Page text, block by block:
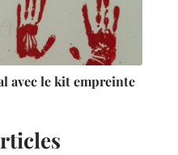
avec le kit empreinte